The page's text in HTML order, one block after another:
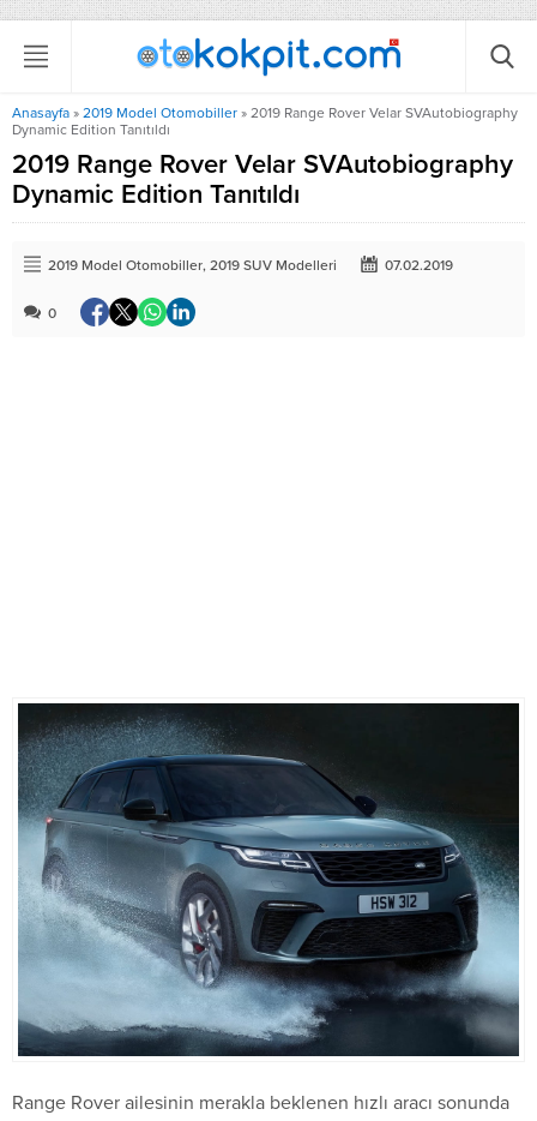
Anasayfa » 2019 Model Otomobiller » 2019 Range Rover Velar SVAutobiography
Dynamic Edition Tanıtıldı
2019 Range Rover Velar SVAutobiography
Dynamic Edition Tanıtıldı
2019 Model Otomobiller, 2019 SUV Modelleri 07.02.2019
0
Range Rover ailesinin merakla beklenen hızlı aracı sonunda